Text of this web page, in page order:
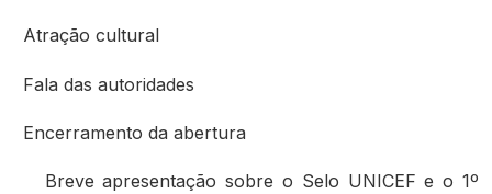
Atração cultural
Fala das autoridades
Encerramento da abertura
Breve apresentação sobre o Selo UNICEF e o 1º